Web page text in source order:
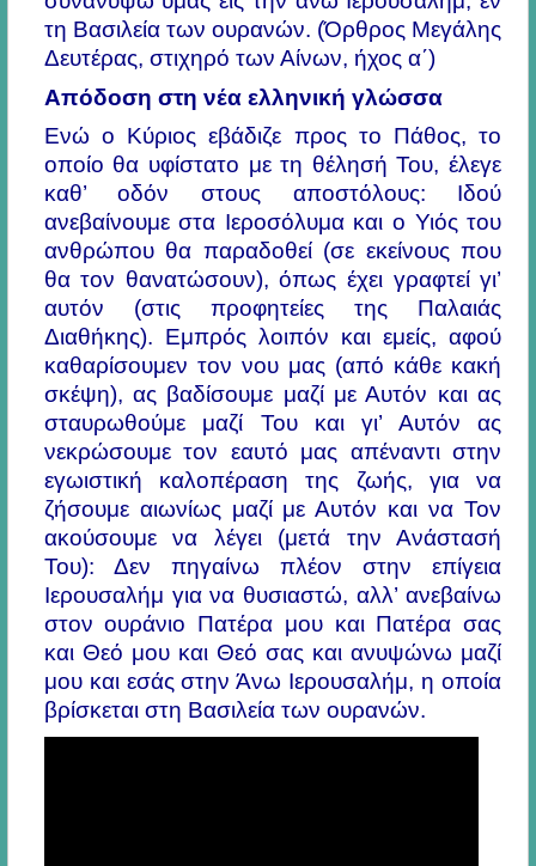
τη Βασιλεία των ουρανών. (Όρθρος Μεγάλης
Δευτέρας, στιχηρό των Αίνων, ήχος α΄)
Απόδοση στη νέα ελληνική γλώσσα
Ενώ ο Κύριος εβάδιζε προς το Πάθος, το
οποίο θα υφίστατο με τη θέλησή Του, έλεγε
καθ’ οδόν στους αποστόλους: Ιδού
ανεβαίνουμε στα Ιεροσόλυμα και ο Υιός του
ανθρώπου θα παραδοθεί (σε εκείνους που
θα τον θανατώσουν), όπως έχει γραφτεί γι’
αυτόν (στις προφητείες της Παλαιάς
Διαθήκης). Εμπρός λοιπόν και εμείς, αφού
καθαρίσουμεν τον νου μας (από κάθε κακή
σκέψη), ας βαδίσουμε μαζί με Αυτόν και ας
σταυρωθούμε μαζί Του και γι’ Αυτόν ας
νεκρώσουμε τον εαυτό μας απέναντι στην
εγωιστική καλοπέραση της ζωής, για να
ζήσουμε αιωνίως μαζί με Αυτόν και να Τον
ακούσουμε να λέγει (μετά την Ανάστασή
Του): Δεν πηγαίνω πλέον στην επίγεια
Ιερουσαλήμ για να θυσιαστώ, αλλ’ ανεβαίνω
στον ουράνιο Πατέρα μου και Πατέρα σας
και Θεό μου και Θεό σας και ανυψώνω μαζί
μου και εσάς στην Άνω Ιερουσαλήμ, η οποία
βρίσκεται στη Βασιλεία των ουρανών.